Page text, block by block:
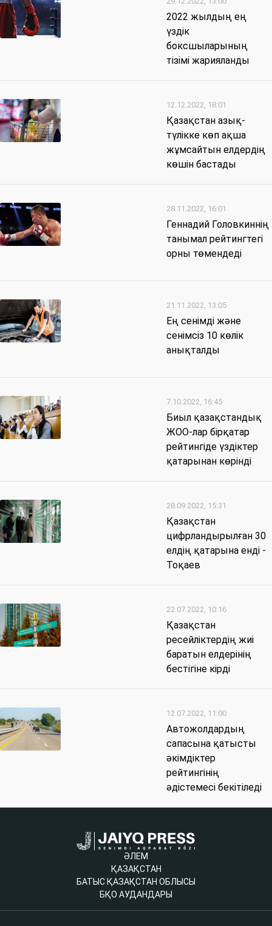
2022 жылдың ең
үздік
боксшыларының
тізімі жарияланды
12.12.2022, 18:01
Қазақстан азық-
түлікке көп ақша
жұмсайтын елдердің
көшін бастады
28.11.2022, 16:01
Геннадий Головкиннің
танымал рейтингтегі
орны төмендеді
21.11.2022, 13:05
Ең сенімді және
сенімсіз 10 көлік
анықталды
7.10.2022, 16:45
Биыл қазақстандық
ЖОО-лар бірқатар
рейтингіде үздіктер
қатарынан көрінді
28.09.2022, 15:31
Қазақстан
цифрландырылған 30
елдің қатарына енді -
Тоқаев
22.07.2022, 10:16
Қазақстан
ресейліктердің жиі
баратын елдерінің
бестігіне кірді
12.07.2022, 11:00
Автожолдардың
сапасына қатысты
әкімдіктер
рейтингінің
әдістемесі бекітіледі
ӘЛЕМ
ҚАЗАҚСТАН
БАТЫС ҚАЗАҚСТАН ОБЛЫСЫ
БҚО АУДАНДАРЫ